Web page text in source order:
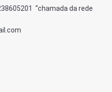
“chamada da rede